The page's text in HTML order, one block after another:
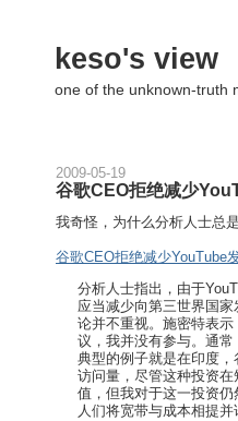
keso's view
one of the unknown-truth
2009-05-19
谷歌CEO拒绝减少
我奇怪，为什么分析人士总
谷歌CEO拒绝减少YouTube
分析人士指出，由于
应当减少向第三世界国
论并不重视。施密特表
议，我并没有参与。通
典型的例子就是在印度
访问量，尽管这种投资
值，但我对于这一投资
人们将宽带与成本相提并